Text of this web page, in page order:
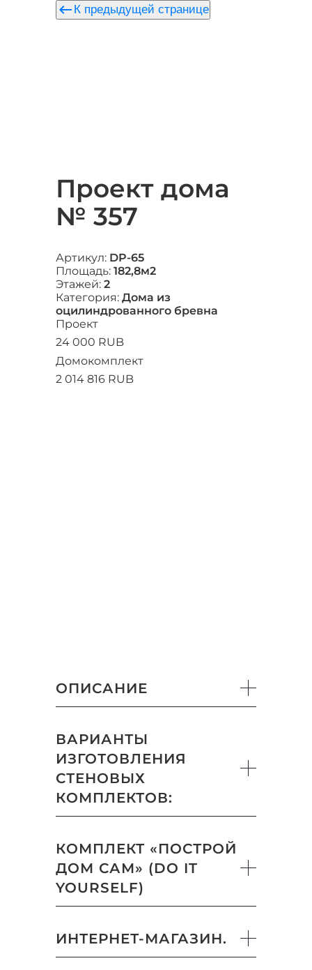
keyboard_backspace К предыдущей странице
Проект дома
№ 357
Артикул: DP-65
Площадь: 182,8м2
Этажей: 2
Категория: Дома из
оцилиндрованного бревна
Проект
24 000 RUB
Домокомплект
2 014 816 RUB
ОПИСАНИЕ
ВАРИАНТЫ
ИЗГОТОВЛЕНИЯ
СТЕНОВЫХ
КОМПЛЕКТОВ:
КОМПЛЕКТ «ПОСТРОЙ
ДОМ САМ» (DO IT
YOURSELF)
ИНТЕРНЕТ-МАГАЗИН.